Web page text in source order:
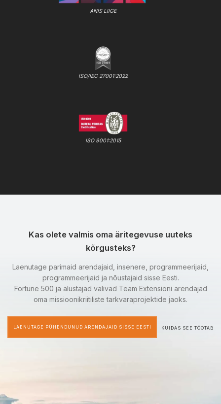
ANIS LIIGE
ISO/IEC 27001:2022
ISO 9001:2015
Kas olete valmis oma äritegevuse uuteks
kõrgusteks?
Laenutage parimaid arendajaid, insenere, programmeerijaid,
programmeerijaid ja nõustajaid sisse Eesti.
Fortune 500 ja alustajad valivad Team Extensioni arendajad
oma missioonikriitiliste tarkvaraprojektide jaoks.
LAENUTAGE PÜHENDUNUD ARENDAJAID SISSE EESTI KUIDAS SEE TÖÖTAB